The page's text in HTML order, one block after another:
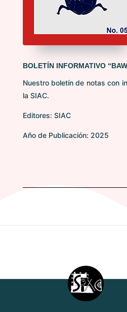
BOLETÍN INFORMATIVO
Nuestro boletín de notas con
la SIAC.
Editores: SIAC
Año de Publicación: 2025